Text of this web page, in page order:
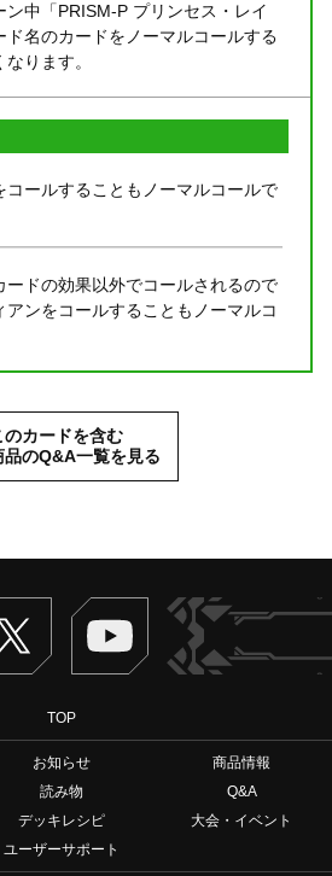
ン中「PRISM-P プリンセス・レイ
ド名のカードをノーマルコールする
ります。
コールすることもノーマルコールで
ードの効果以外でコールされるので
アンをコールすることもノーマルコ
のカードを含む
品のQ&A一覧を見る
Twitter ヴァンガードch
TOP
お知らせ
商品情報
読み物
Q&A
デッキレシピ
大会・イベント
ユーザーサポート